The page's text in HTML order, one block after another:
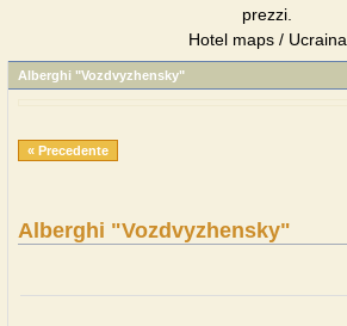
prezzi.
Hotel maps / Ucraina
Alberghi "Vozdvyzhensky"
« Precedente
Alberghi "Vozdvyzhensky"